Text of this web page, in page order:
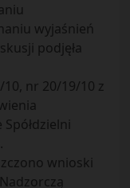
wyjaśnień
podjęła
nr 20/19/10 z
wnioski